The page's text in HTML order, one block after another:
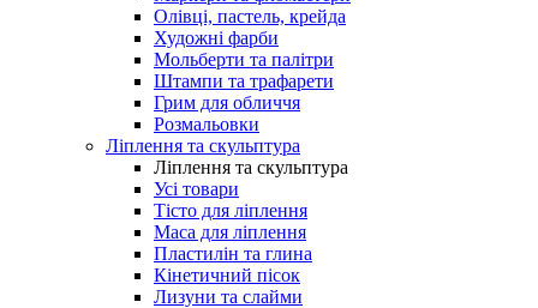
Олівці, пастель, крейда
Художні фарби
Мольберти та палітри
Штампи та трафарети
Грим для обличчя
Розмальовки
Ліплення та скульптура
Ліплення та скульптура
Усі товари
Тісто для ліплення
Маса для ліплення
Пластилін та глина
Кінетичний пісок
Лизуни та слайми